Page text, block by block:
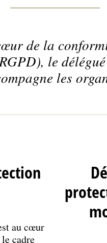
de la
le
les
au cœur
cadre